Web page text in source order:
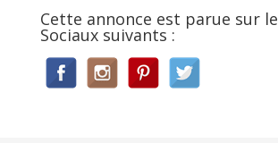
Cette annonce est parue sur
Sociaux suivants :